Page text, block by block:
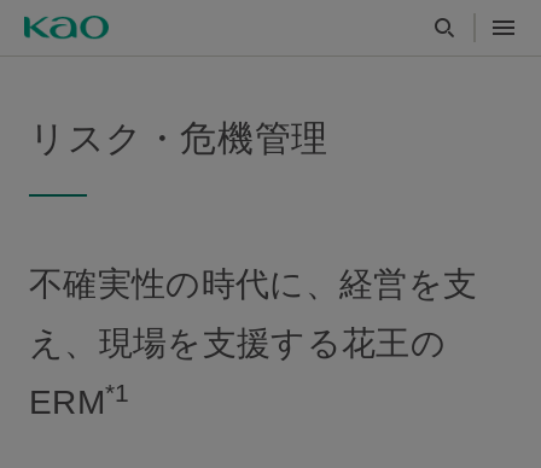
リスク・危機管理
不確実性の時代に、経営を支
え、現場を支援する花王の
ERM*1